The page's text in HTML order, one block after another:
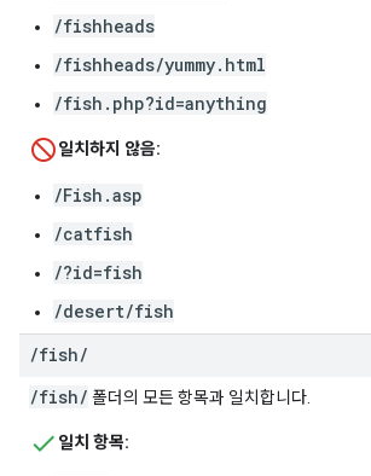
/fishheads
/fishheads/yummy.html
/fish.php?id=anything
일치하지 않음:
/Fish.asp
/catfish
/?id=fish
/desert/fish
/fish/
/fish/ 폴더의 모든 항목과 일치합니다.
일치 항목: